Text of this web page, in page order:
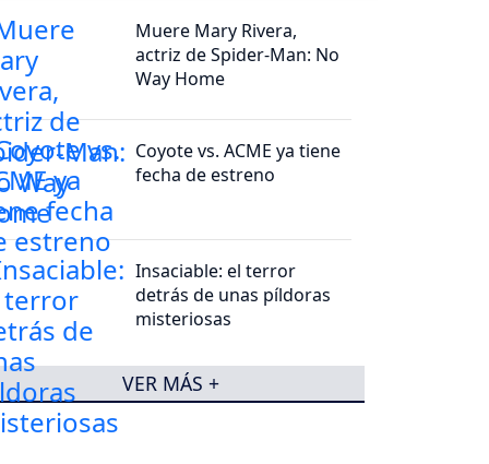
Muere Mary Rivera,
actriz de Spider-Man: No
Way Home
Coyote vs. ACME ya tiene
fecha de estreno
Insaciable: el terror
detrás de unas píldoras
misteriosas
VER MÁS +